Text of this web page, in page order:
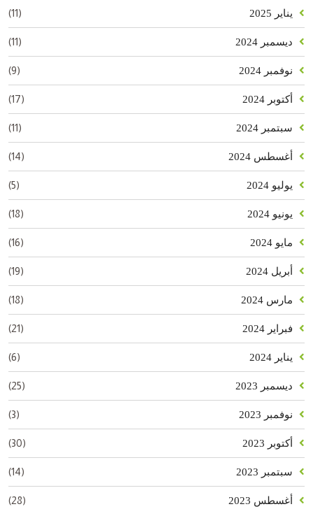
يناير 2025 (11)
ديسمبر 2024 (11)
نوفمبر 2024 (9)
أكتوبر 2024 (17)
سبتمبر 2024 (11)
أغسطس 2024 (14)
يوليو 2024 (5)
يونيو 2024 (18)
مايو 2024 (16)
أبريل 2024 (19)
مارس 2024 (18)
فبراير 2024 (21)
يناير 2024 (6)
ديسمبر 2023 (25)
نوفمبر 2023 (3)
أكتوبر 2023 (30)
سبتمبر 2023 (14)
أغسطس 2023 (28)